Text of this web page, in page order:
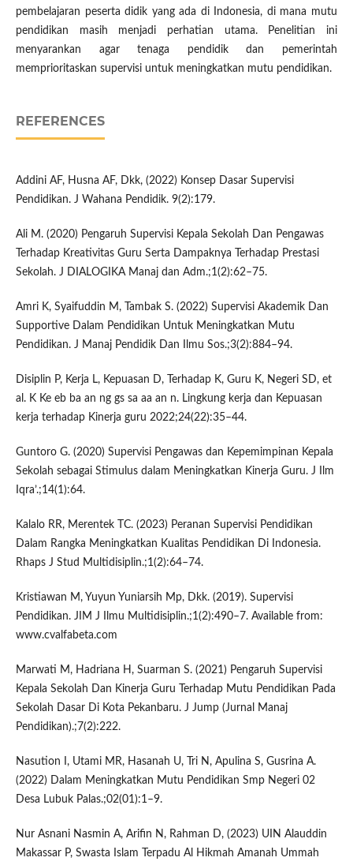
pembelajaran peserta didik yang ada di Indonesia, di mana mutu
pendidikan masih menjadi perhatian utama. Penelitian ini
menyarankan agar tenaga pendidik dan pemerintah
memprioritaskan supervisi untuk meningkatkan mutu pendidikan.
REFERENCES
Addini AF, Husna AF, Dkk, (2022) Konsep Dasar Supervisi
Pendidikan. J Wahana Pendidik. 9(2):179.
Ali M. (2020) Pengaruh Supervisi Kepala Sekolah Dan Pengawas
Terhadap Kreativitas Guru Serta Dampaknya Terhadap Prestasi
Sekolah. J DIALOGIKA Manaj dan Adm.;1(2):62–75.
Amri K, Syaifuddin M, Tambak S. (2022) Supervisi Akademik Dan
Supportive Dalam Pendidikan Untuk Meningkatkan Mutu
Pendidikan. J Manaj Pendidik Dan Ilmu Sos.;3(2):884–94.
Disiplin P, Kerja L, Kepuasan D, Terhadap K, Guru K, Negeri SD, et
al. K Ke eb ba an ng gs sa aa an n. Lingkung kerja dan Kepuasan
kerja terhadap Kinerja guru 2022;24(22):35–44.
Guntoro G. (2020) Supervisi Pengawas dan Kepemimpinan Kepala
Sekolah sebagai Stimulus dalam Meningkatkan Kinerja Guru. J Ilm
Iqra’.;14(1):64.
Kalalo RR, Merentek TC. (2023) Peranan Supervisi Pendidikan
Dalam Rangka Meningkatkan Kualitas Pendidikan Di Indonesia.
Rhaps J Stud Multidisiplin.;1(2):64–74.
Kristiawan M, Yuyun Yuniarsih Mp, Dkk. (2019). Supervisi
Pendidikan. JIM J Ilmu Multidisiplin.;1(2):490–7. Available from:
www.cvalfabeta.com
Marwati M, Hadriana H, Suarman S. (2021) Pengaruh Supervisi
Kepala Sekolah Dan Kinerja Guru Terhadap Mutu Pendidikan Pada
Sekolah Dasar Di Kota Pekanbaru. J Jump (Jurnal Manaj
Pendidikan).;7(2):222.
Nasution I, Utami MR, Hasanah U, Tri N, Apulina S, Gusrina A.
(2022) Dalam Meningkatkan Mutu Pendidikan Smp Negeri 02
Desa Lubuk Palas.;02(01):1–9.
Nur Asnani Nasmin A, Arifin N, Rahman D, (2023) UIN Alauddin
Makassar P, Swasta Islam Terpadu Al Hikmah Amanah Ummah